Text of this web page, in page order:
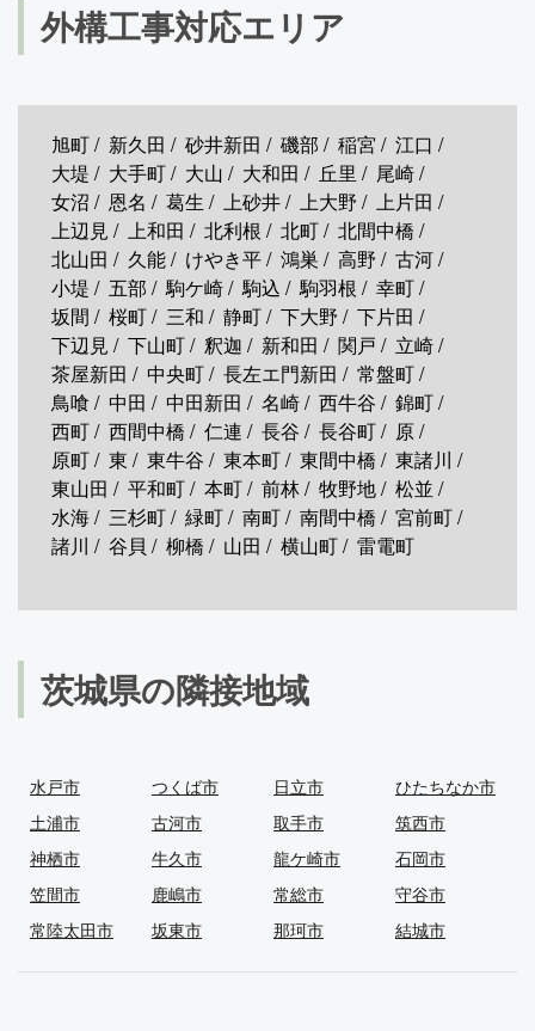
外構工事対応エリア
旭町 新久田 砂井新田 磯部 稲宮
江口
大堤
大手町 大山 大和田 丘里
尾崎
女沼
恩名 葛生 上砂井 上大野
上片田
上辺見
上和田 北利根 北町
北間中橋
北山田
久能 けやき平 鴻巣 高野
古河
小堤
五部 駒ケ崎 駒込 駒羽根
幸町
坂間
桜町 三和 静町 下大野
下片田
下辺見
下山町 釈迦 新和田 関戸
立崎
茶屋新田
中央町 長左エ門新田
常盤町
鳥喰
中田 中田新田 名崎 西牛谷
錦町
西町
西間中橋 仁連 長谷 長谷町
原
原町
東 東牛谷 東本町 東間中橋
東諸川
東山田
平和町 本町 前林 牧野地
松並
水海
三杉町 緑町 南町 南間中橋
宮前町
諸川
谷貝 柳橋 山田 横山町 雷電町
茨城県の隣接地域
水戸市 つくば市 日立市
ひたちなか市
土浦市
古河市 取手市
筑西市
神栖市
牛久市 龍ケ崎市
石岡市
笠間市
鹿嶋市 常総市
守谷市
常陸太田市
坂東市 那珂市 結城市